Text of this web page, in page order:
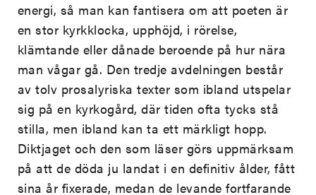
energi, så man kan fantisera om att poeten är
en stor kyrkklocka, upphöjd, i rörelse,
klämtande eller dånade beroende på hur nära
man vågar gå. Den tredje avdelningen består
av tolv prosalyriska texter som ibland utspelar
sig på en kyrkogård, där tiden ofta tycks stå
stilla, men ibland kan ta ett märkligt hopp.
Diktjaget och den som läser görs uppmärksam
på att de döda ju landat i en definitiv ålder, fått
sina år fixerade, medan de levande fortfarande